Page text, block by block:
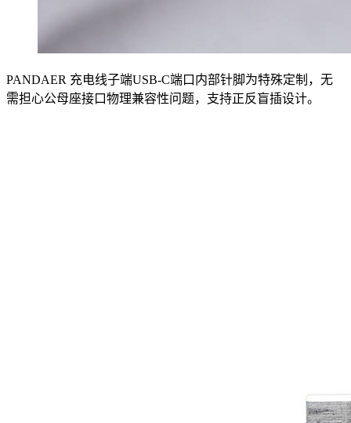
PANDAER 充电线子端USB-C端口内部针脚为特殊定制，无
需担心公母座接口物理兼容性问题，支持正反盲插设计。